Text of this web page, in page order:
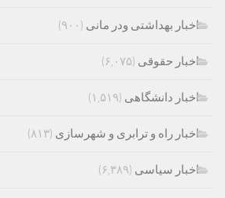
اخبار بهداشتی ودر مانی (۹۰۰)
اخبار حقوقی (۶,۰۷۵)
اخبار دانشگاهی (۱,۵۱۹)
اخبار راه و ترابری و شهرسازی (۸۱۳)
اخبار سیاسی (۶,۳۸۹)